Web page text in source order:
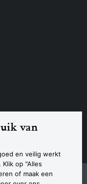
van
en veilig werkt
op "Alles
of maak een
voorwaardenDisclaimer